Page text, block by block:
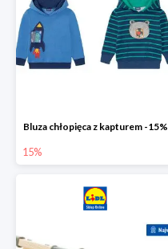
Bluza chłopięca z kapturem -15%
15%